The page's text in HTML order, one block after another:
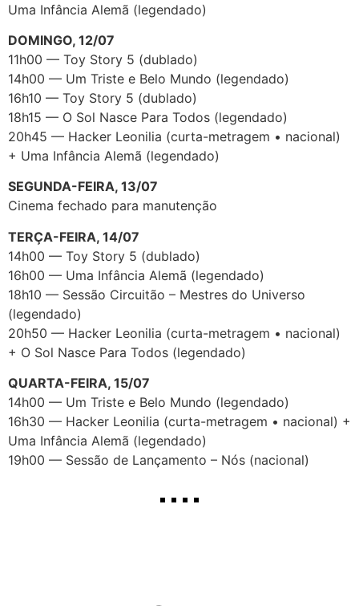
Uma Infância Alemã (legendado)
DOMINGO, 12/07
11h00 — Toy Story 5 (dublado)
14h00 — Um Triste e Belo Mundo (legendado)
16h10 — Toy Story 5 (dublado)
18h15 — O Sol Nasce Para Todos (legendado)
20h45 — Hacker Leonilia (curta-metragem • nacional)
+ Uma Infância Alemã (legendado)
SEGUNDA-FEIRA, 13/07
Cinema fechado para manutenção
TERÇA-FEIRA, 14/07
14h00 — Toy Story 5 (dublado)
16h00 — Uma Infância Alemã (legendado)
18h10 — Sessão Circuitão – Mestres do Universo
(legendado)
20h50 — Hacker Leonilia (curta-metragem • nacional)
+ O Sol Nasce Para Todos (legendado)
QUARTA-FEIRA, 15/07
14h00 — Um Triste e Belo Mundo (legendado)
16h30 — Hacker Leonilia (curta-metragem • nacional) +
Uma Infância Alemã (legendado)
19h00 — Sessão de Lançamento – Nós (nacional)